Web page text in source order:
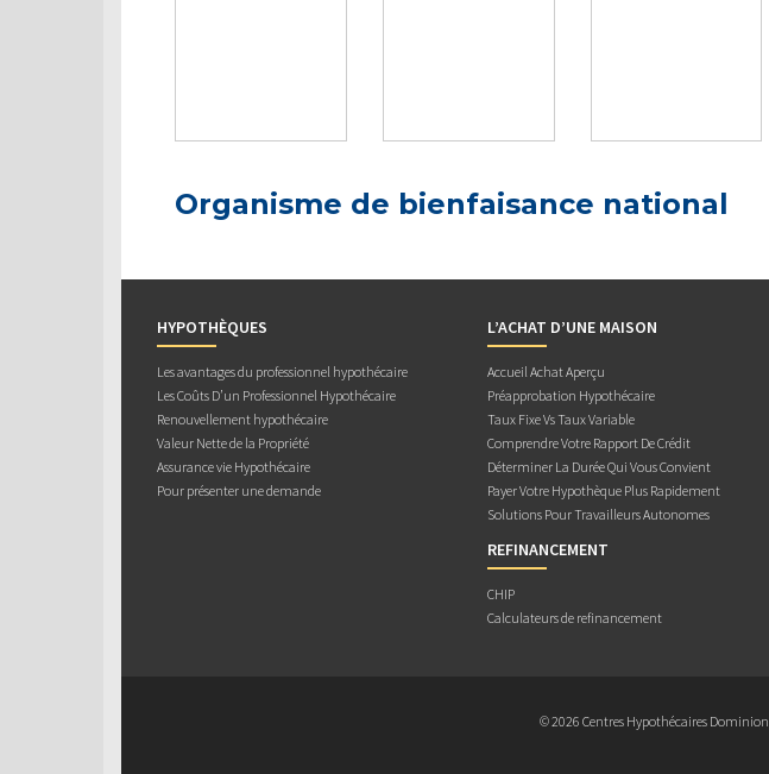
Organisme de bienfaisance national
HYPOTHÈQUES
Les avantages du professionnel hypothécaire
Les Coûts D’un Professionnel Hypothécaire
Renouvellement hypothécaire
Valeur Nette de la Propriété
Assurance vie Hypothécaire
Pour présenter une demande
L’ACHAT D’UNE MAISON
Accueil Achat Aperçu
Préapprobation Hypothécaire
Taux Fixe Vs Taux Variable
Comprendre Votre Rapport De Crédit
Déterminer La Durée Qui Vous Convient
Payer Votre Hypothèque Plus Rapidement
Solutions Pour Travailleurs Autonomes
REFINANCEMENT
CHIP
Calculateurs de refinancement
© 2026 Centres Hypothécaires Dominion